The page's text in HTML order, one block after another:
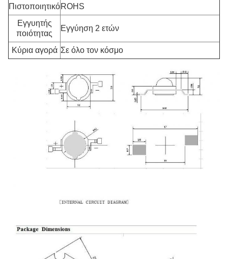
ΠιστοποιητικόROHS
Εγγυητής
ποιότητας
Εγγύηση 2 ετών
Κύρια αγορά Σε όλο τον κόσμο